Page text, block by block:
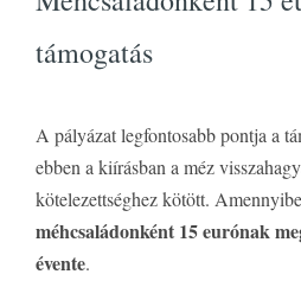
támogatás
A pályázat legfontosabb pontja a
ebben a kiírásban a méz
kötelezettséghez kötött.
méhcsaládonként 15 eurónak
évente.